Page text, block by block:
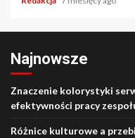
Najnowsze
Znaczenie kolorystyki
efektywności pracy
Różnice kulturowe a